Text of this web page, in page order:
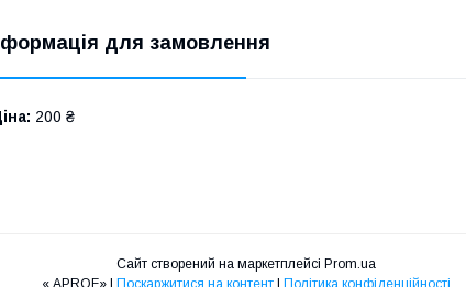
для замовлення
200 ₴
Сайт створений на маркетплейсі Prom.ua
Поскаржитися на контент Політика конфіденційності